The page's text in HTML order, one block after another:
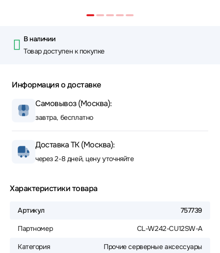
В наличии
Товар доступен к покупке
Информация о доставке
Самовывоз (Москва):
завтра, бесплатно
Доставка ТК (Москва):
через 2-8 дней, цену уточняйте
Характеристики товара
Артикул 757739
Партномер CL-W242-CU12SW-A
Категория Прочие серверные аксессуары